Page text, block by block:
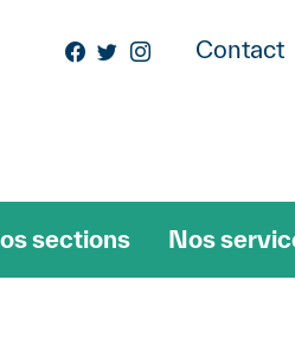
Contact
de
sections Nos